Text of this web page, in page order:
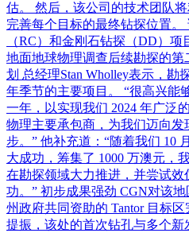
估。 然后，该公司的技术团队
完善每个目标的最终钻探位置
（RC）和金刚石钻探（DD）
地面地球物理调查后续勘探的第
划 总经理Stan Wholley表示，勘
年季节的主要项目。 “很高兴能
一年，以实现我们 2024 年广泛
物理主要承包商，为我们迈向
步。” 他补充道：“随着我们 10
大成功，筹集了 1000 万澳元，
在勘探领域大力推进，并尝试效
功。” 初步成果强劲 CGN对该
州政府共同资助的 Tantor 目标
提振，该处的首次钻孔与多个新